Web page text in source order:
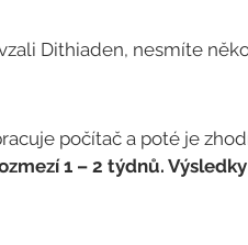
Dithiaden, nesmíte
počítač a poté je
1 – 2 týdnů.